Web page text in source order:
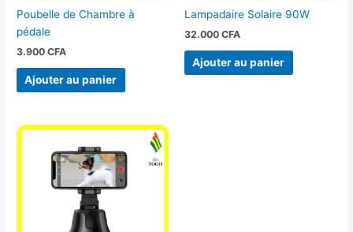
Poubelle de Chambre à
pédale
3.900CFA
Ajouter au panier
Lampadaire Solaire 90W
32.000 CFA
Ajouter au panier